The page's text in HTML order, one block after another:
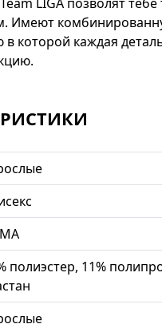
Имеют
в которой каждая
полиэстер, 11%